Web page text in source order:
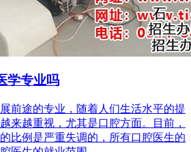
学专业吗
前途的专业，随着人们生活水平的提
来越重视，尤其是口腔方面。目前，
比例是严重失调的，所有口腔医生的